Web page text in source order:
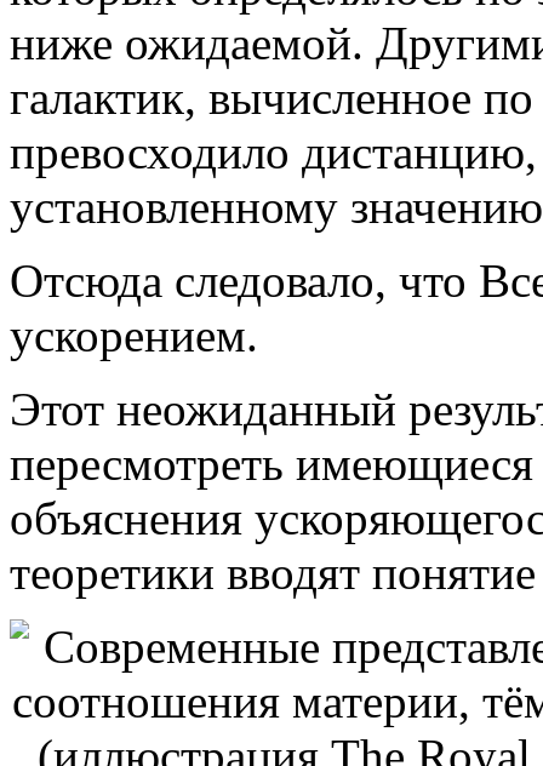
ниже ожидаемой.
галактик, вычисленное
превосходило
установленному
Отсюда следовало, что
ускорением.
Этот неожиданный
пересмотреть
объяснения
теоретики вводят